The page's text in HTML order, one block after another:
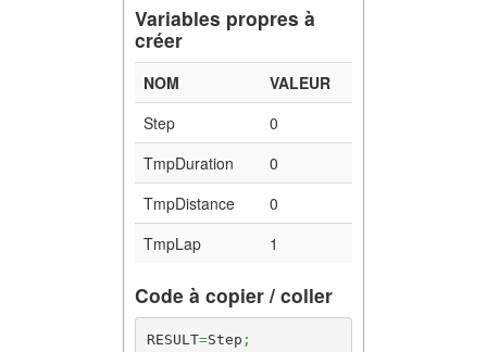
Variables propres à
créer
NOM
VALEUR
Step
0
TmpDuration
0
TmpDistance
0
TmpLap
1
Code à copier / coller
RESULT=Step ;